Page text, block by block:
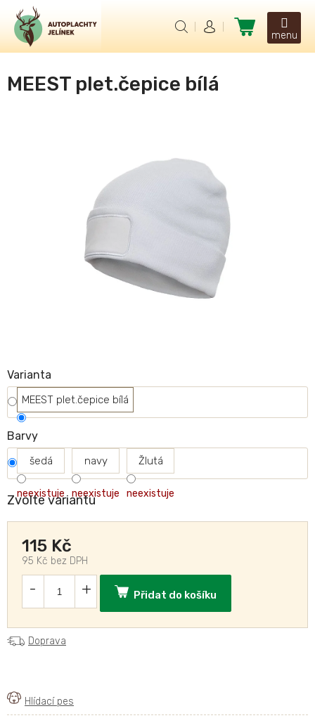
obsah
Nákupní
košík
MEEST plet.čepice bílá
Zvolte variantu
Varianta
MEEST plet.čepice bílá
Barvy
šedá
neexistuje
navy
neexistuje
Žlutá
neexistuje
115 Kč
95 Kč bez DPH
Přidat do košíku
Doprava